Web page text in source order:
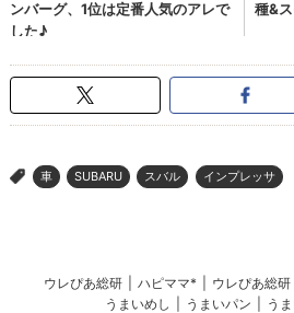
> 車 SUBARU スバル インプレッサ
ウレぴあ総研 ハピママ* ウレぴあ総
うまいめし
うまいパン う